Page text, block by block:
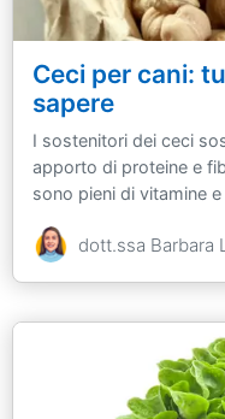
Ceci per cani:
sapere
I sostenitori dei ceci
apporto di proteine e
sono pieni di vitamine e
dott.ssa Barbara